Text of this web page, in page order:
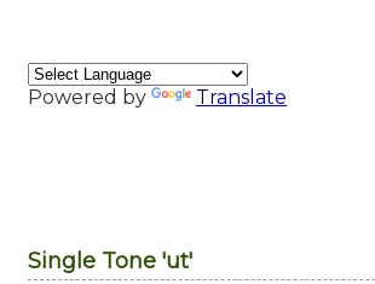
Powered by Translate
Single Tone 'ut'